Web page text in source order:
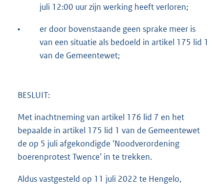
juli 12:00 uur zijn werking heeft verloren;
•
er door bovenstaande geen sprake meer is
van een situatie als bedoeld in artikel 175 lid 1
van de Gemeentewet;
BESLUIT:
Met inachtneming van artikel 176 lid 7 en het
bepaalde in artikel 175 lid 1 van de Gemeentewet
de op 5 juli afgekondigde ‘Noodverordening
boerenprotest Twence’ in te trekken.
Aldus vastgesteld op 11 juli 2022 te Hengelo,